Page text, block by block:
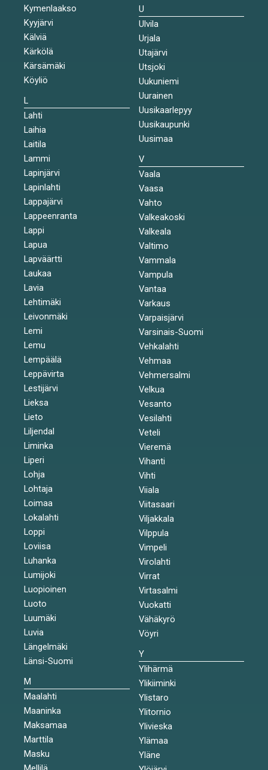
Kymenlaakso
Kyyjärvi
Kälviä
Kärkölä
Kärsämäki
Köyliö
L
Lahti
Laihia
Laitila
Lammi
Lapinjärvi
Lapinlahti
Lappajärvi
Lappeenranta
Lappi
Lapua
Lapväärtti
Laukaa
Lavia
Lehtimäki
Leivonmäki
Lemi
Lemu
Lempäälä
Leppävirta
Lestijärvi
Lieksa
Lieto
Liljendal
Liminka
Liperi
Lohja
Lohtaja
Loimaa
Lokalahti
Loppi
Loviisa
Luhanka
Lumijoki
Luopioinen
Luoto
Luumäki
Luvia
Längelmäki
Länsi-Suomi
M
Maalahti
Maaninka
Maksamaa
Marttila
Masku
U
Ulvila
Urjala
Utajärvi
Utsjoki
Uukuniemi
Uurainen
Uusikaarlepyy
Uusikaupunki
Uusimaa
V
Vaala
Vaasa
Vahto
Valkeakoski
Valkeala
Valtimo
Vammala
Vampula
Vantaa
Varkaus
Varpaisjärvi
Varsinais-Suomi
Vehkalahti
Vehmaa
Vehmersalmi
Velkua
Vesanto
Vesilahti
Veteli
Vieremä
Vihanti
Vihti
Viiala
Viitasaari
Viljakkala
Vilppula
Vimpeli
Virolahti
Virrat
Virtasalmi
Vuokatti
Vähäkyrö
Vöyri
Y
Ylihärmä
Ylikiiminki
Ylistaro
Ylitornio
Ylivieska
Ylämaa
Yläne